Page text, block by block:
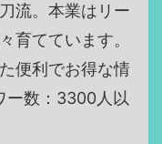
流。本業はリー
育てています。
便利でお得な情
ー数：3300人以